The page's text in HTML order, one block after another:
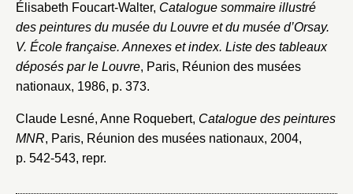
Élisabeth Foucart-Walter, Catalogue sommaire illustré
des peintures du musée du Louvre et du musée d’Orsay.
V. École française. Annexes et index. Liste des tableaux
déposés par le Louvre, Paris, Réunion des musées
nationaux, 1986, p. 373.
Claude Lesné, Anne Roquebert, Catalogue des peintures
MNR, Paris, Réunion des musées nationaux, 2004,
p. 542-543, repr.